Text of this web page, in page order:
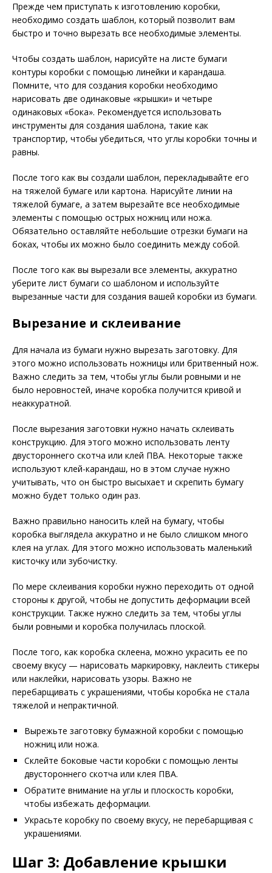
Прежде чем приступать к изготовлению коробки,
необходимо создать шаблон, который позволит вам
быстро и точно вырезать все необходимые элементы.
Чтобы создать шаблон, нарисуйте на листе бумаги
контуры коробки с помощью линейки и карандаша.
Помните, что для создания коробки необходимо
нарисовать две одинаковые «крышки» и четыре
одинаковых «бока». Рекомендуется использовать
инструменты для создания шаблона, такие как
транспортир, чтобы убедиться, что углы коробки точны и
равны.
После того как вы создали шаблон, перекладывайте его
на тяжелой бумаге или картона. Нарисуйте линии на
тяжелой бумаге, а затем вырезайте все необходимые
элементы с помощью острых ножниц или ножа.
Обязательно оставляйте небольшие отрезки бумаги на
боках, чтобы их можно было соединить между собой.
После того как вы вырезали все элементы, аккуратно
уберите лист бумаги со шаблоном и используйте
вырезанные части для создания вашей коробки из бумаги.
Вырезание и склеивание
Для начала из бумаги нужно вырезать заготовку. Для
этого можно использовать ножницы или бритвенный нож.
Важно следить за тем, чтобы углы были ровными и не
было неровностей, иначе коробка получится кривой и
неаккуратной.
После вырезания заготовки нужно начать склеивать
конструкцию. Для этого можно использовать ленту
двустороннего скотча или клей ПВА. Некоторые также
используют клей-карандаш, но в этом случае нужно
учитывать, что он быстро высыхает и скрепить бумагу
можно будет только один раз.
Важно правильно наносить клей на бумагу, чтобы
коробка выглядела аккуратно и не было слишком много
клея на углах. Для этого можно использовать маленький
кисточку или зубочистку.
По мере склеивания коробки нужно переходить от одной
стороны к другой, чтобы не допустить деформации всей
конструкции. Также нужно следить за тем, чтобы углы
были ровными и коробка получилась плоской.
После того, как коробка склеена, можно украсить ее по
своему вкусу — нарисовать маркировку, наклеить стикеры
или наклейки, нарисовать узоры. Важно не
перебарщивать с украшениями, чтобы коробка не стала
тяжелой и непрактичной.
Вырежьте заготовку бумажной коробки с помощью
ножниц или ножа.
Склейте боковые части коробки с помощью ленты
двустороннего скотча или клея ПВА.
Обратите внимание на углы и плоскость коробки,
чтобы избежать деформации.
Украсьте коробку по своему вкусу, не перебарщивая с
украшениями.
Шаг 3: Добавление крышки